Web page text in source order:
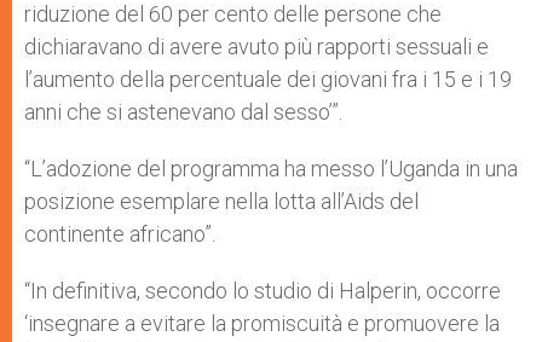
riduzione del 60 per cento delle persone che
dichiaravano di avere avuto più rapporti sessuali e
l’aumento della percentuale dei giovani fra i 15 e i 19
anni che si astenevano dal sesso’”.
“L’adozione del programma ha messo l’Uganda in una
posizione esemplare nella lotta all’Aids del
continente africano”.
“In definitiva, secondo lo studio di Halperin, occorre
‘insegnare a evitare la promiscuità e promuovere la